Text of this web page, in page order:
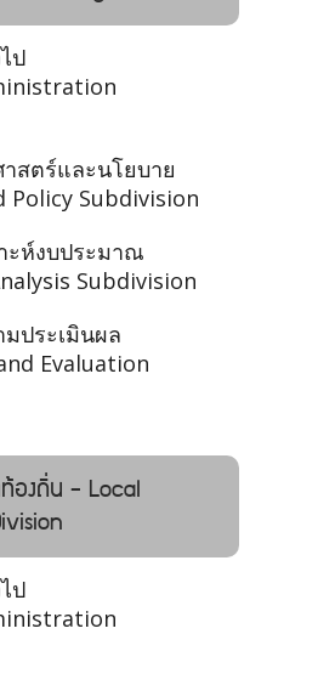
ป
สตร์และนโยบาย
Policy Subdivision
ะห์งบประมาณ
Subdivision
ประเมินผล
Evaluation
องถิ่น - Local
ป